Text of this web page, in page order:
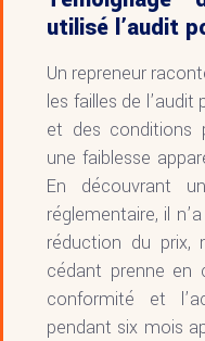
utilisé l’audit
Un repreneur
les failles de
et des conditions
une faiblesse
En découvrant
réglementaire, il
réduction du prix,
cédant prenne en
conformité et
pendant six mois